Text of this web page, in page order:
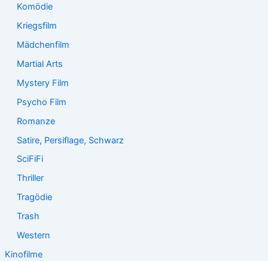
Komödie
Kriegsfilm
Mädchenfilm
Martial Arts
Mystery Film
Psycho Film
Romanze
Satire, Persiflage, Schwarz
SciFiFi
Thriller
Tragödie
Trash
Western
Kinofilme